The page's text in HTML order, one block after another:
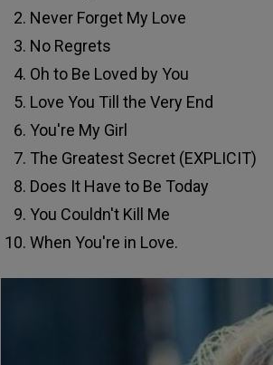
Never Forget My Love
No Regrets
Oh to Be Loved by You
Love You Till the Very End
You're My Girl
The Greatest Secret (EXPLICIT)
Does It Have to Be Today
You Couldn't Kill Me
When You're in Love.